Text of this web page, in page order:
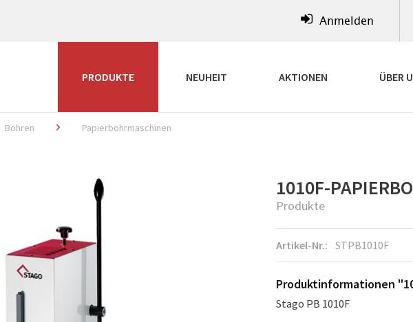
Anmelden
PRODUKTE NEUHEIT AKTIONEN ÜBER
Bohren Papierbohrmaschinen
1010F-
Produkte
Artikel-Nr.: STPB1010F
Produktinformationen
Stago PB 1010F